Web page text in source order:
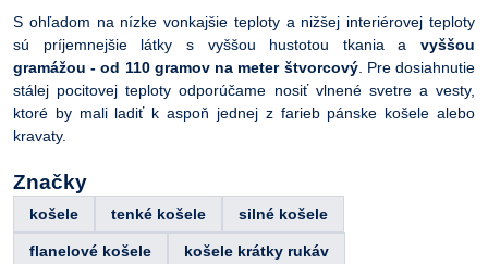
S ohľadom na nízke vonkajšie teploty a nižšej interiérovej teploty
sú príjemnejšie látky s vyššou hustotou tkania a vyššou
gramážou - od 110 gramov na meter štvorcový. Pre dosiahnutie
stálej pocitovej teploty odporúčame nosiť vlnené svetre a vesty,
ktoré by mali ladiť k aspoň jednej z farieb pánske košele alebo
kravaty.
Značky
košele tenké košele silné košele
flanelové košele košele krátky rukáv